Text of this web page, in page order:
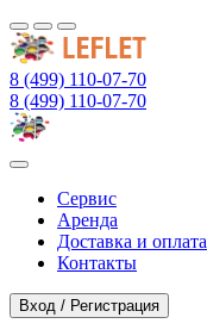
8 (499) 110-07-70
8 (499) 110-07-70
Сервис
Аренда
Доставка и оплата
Контакты
Вход / Регистрация